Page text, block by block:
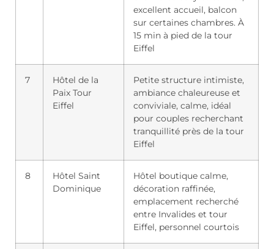
excellent accueil, balcon
sur certaines chambres. À
15 min à pied de la tour
Eiffel
7
Hôtel de la
Paix Tour
Eiffel
Petite structure intimiste,
ambiance chaleureuse et
conviviale, calme, idéal
pour couples recherchant
tranquillité près de la tour
Eiffel
8
Hôtel Saint
Dominique
Hôtel boutique calme,
décoration raffinée,
emplacement recherché
entre Invalides et tour
Eiffel, personnel courtois